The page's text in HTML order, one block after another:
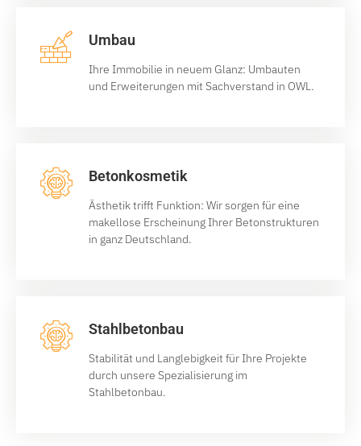
Umbau
Ihre Immobilie in neuem Glanz: Umbauten
und Erweiterungen mit Sachverstand in OWL.
Betonkosmetik
Ästhetik trifft Funktion: Wir sorgen für eine
makellose Erscheinung Ihrer Betonstrukturen
in ganz Deutschland.
Stahlbetonbau
Stabilität und Langlebigkeit für Ihre Projekte
durch unsere Spezialisierung im
Stahlbetonbau.